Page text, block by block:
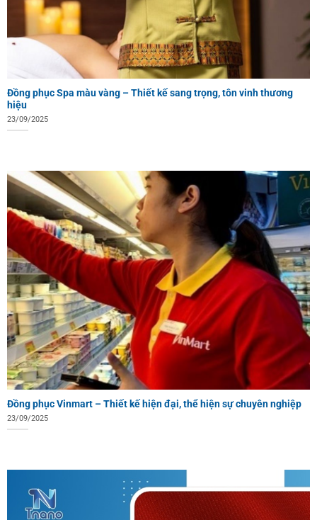
Đồng phục Spa màu vàng – Thiết kế sang trọng, tôn vinh thương
hiệu
23/09/2025
Đồng phục Vinmart – Thiết kế hiện đại, thể hiện sự chuyên nghiệp
23/09/2025